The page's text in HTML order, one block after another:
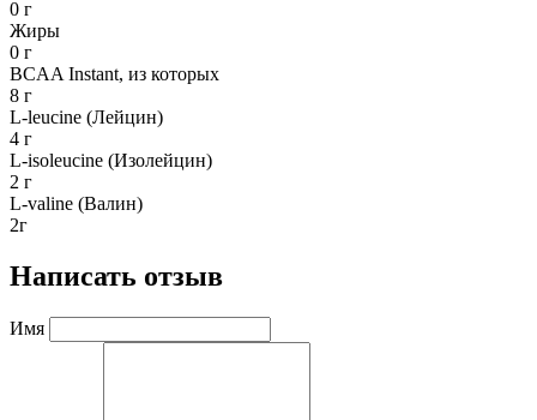
0 г
Жиры
0 г
BCAA Instant, из которых
8 г
L-leucine (Лейцин)
4 г
L-isoleucine (Изолейцин)
2 г
L-valine (Валин)
2г
Написать отзыв
Имя